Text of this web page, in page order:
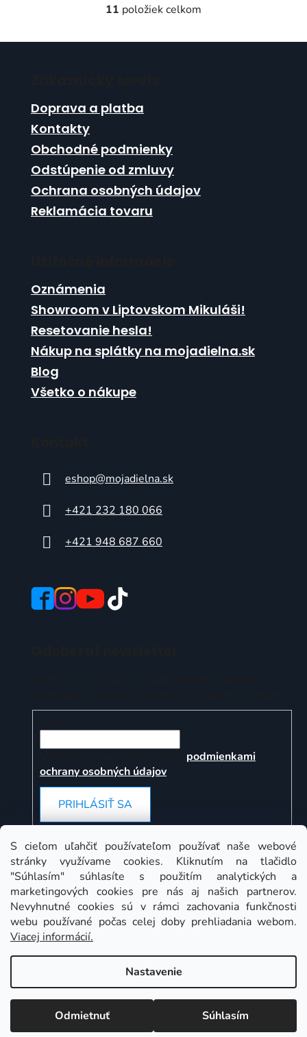
S cieľom uľahčiť používateľom používať naše webové
stránky využívame cookies. Kliknutím na tlačidlo
"Súhlasím" súhlasíte s použitím analytických a
marketingových cookies pre nás aj našich partnerov.
Nevyhnutné cookies sú v rámci zachovania funkčnosti
webu používané počas celej doby prehliadania webom.
Viacej informácií.
Nastavenie
Odmietnuť Súhlasím
O
l
p
r
v
k
y
u
11 položiek celkom
Z
Doprava a platba
Kontakty
Obchodné podmienky
Odstúpenie od zmluvy
Ochrana osobných údajov
Reklamácia tovaru
Oznámenia
Showroom v Liptovskom Mikuláši!
Resetovanie hesla!
Nákup na splátky na mojadielna.sk
Blog
Všetko o nákupe
eshop@mojadielna.sk
+421 232 180 066
+421 948 687 660
podmienkami
ochrany osobných údajov
PRIHLÁSIŤ SA
Instagram